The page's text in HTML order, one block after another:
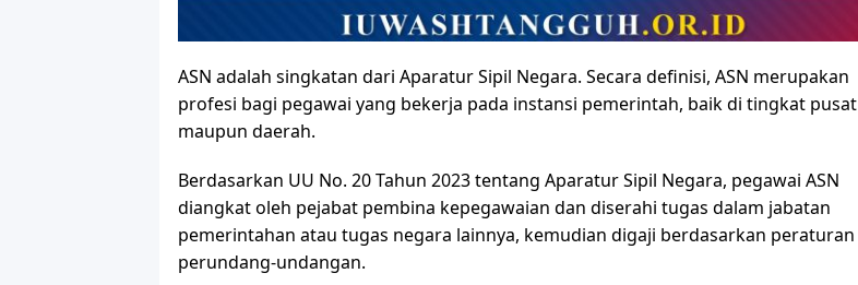
ASN adalah singkatan dari Aparatur Sipil Negara. Secara definisi, ASN merupakan
profesi bagi pegawai yang bekerja pada instansi pemerintah, baik di tingkat pusat
maupun daerah.
Berdasarkan UU No. 20 Tahun 2023 tentang Aparatur Sipil Negara, pegawai ASN
diangkat oleh pejabat pembina kepegawaian dan diserahi tugas dalam jabatan
pemerintahan atau tugas negara lainnya, kemudian digaji berdasarkan peraturan
perundang-undangan.